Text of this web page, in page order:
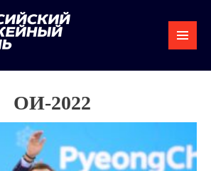
ОИ-2022